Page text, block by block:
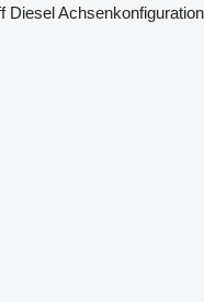
DieselAchsenkonfiguration